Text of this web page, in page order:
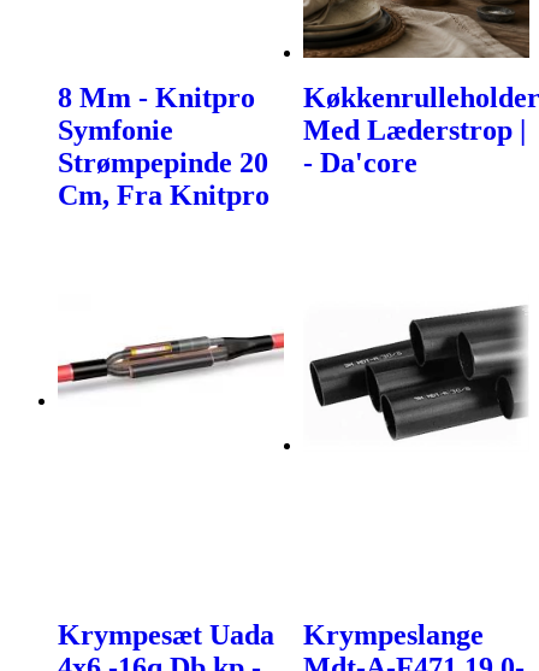
8 Mm - Knitpro
Symfonie
Strømpepinde 20
Cm, Fra Knitpro
Køkkenrulleholder
Med Læderstrop |
- Da'core
Krympesæt Uada
Krympeslange